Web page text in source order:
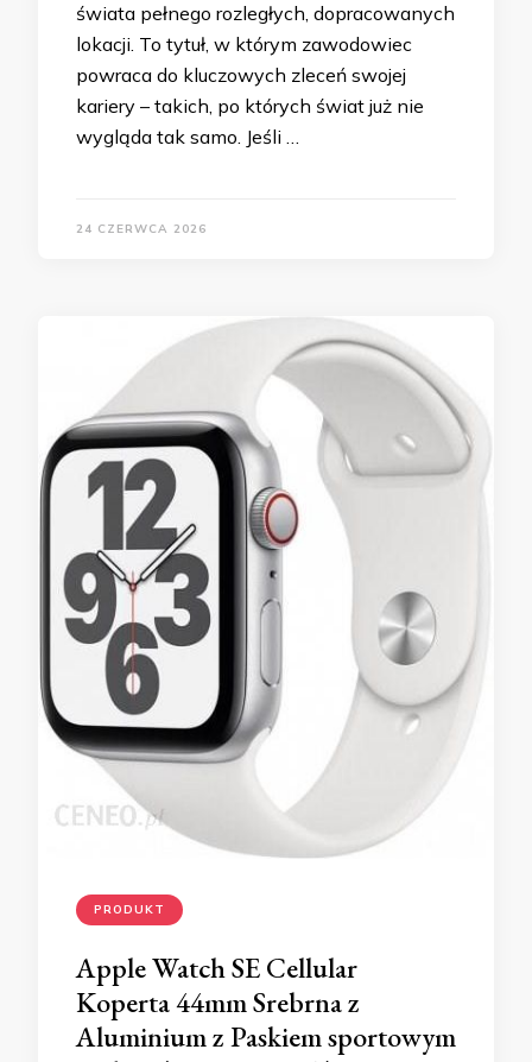
świata pełnego rozległych, dopracowanych
lokacji. To tytuł, w którym zawodowiec
powraca do kluczowych zleceń swojej
kariery – takich, po których świat już nie
wygląda tak samo. Jeśli …
24 CZERWCA 2026
PRODUKT
Apple Watch SE Cellular
Koperta 44mm Srebrna z
Aluminium z Paskiem sportowym